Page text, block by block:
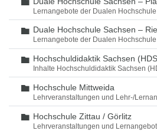
Lernangebote der Dualen
Ordner
Duale Hochschule Sachsen –
Lernangebote der Dualen
Ordner
Hochschuldidaktik Sachsen
Inhalte Hochschuldidaktik Sachsen
Ordner
Hochschule Mittweida
Lehrveranstaltungen und Lehr-/
Ordner
Hochschule Zittau / Görlitz
Lehrveranstaltungen und